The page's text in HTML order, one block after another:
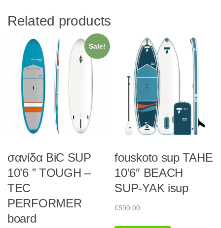
Related products
Sale!
σανίδα BiC SUP
10’6 ” TOUGH –
TEC
PERFORMER
board
fouskoto sup TAHE
10’6″ BEACH
SUP-YAK isup
€590.00